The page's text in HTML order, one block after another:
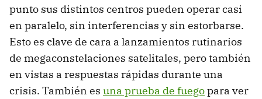
punto sus distintos centros pueden operar casi
en paralelo, sin interferencias y sin estorbarse.
Esto es clave de cara a lanzamientos rutinarios
de megaconstelaciones satelitales, pero también
en vistas a respuestas rápidas durante una
crisis. También es una prueba de fuegopara ver